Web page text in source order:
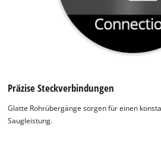
to the list of
Powered by
Präzise Steckverbindungen
Glatte Rohrübergänge sorgen für einen
Saugleistung.